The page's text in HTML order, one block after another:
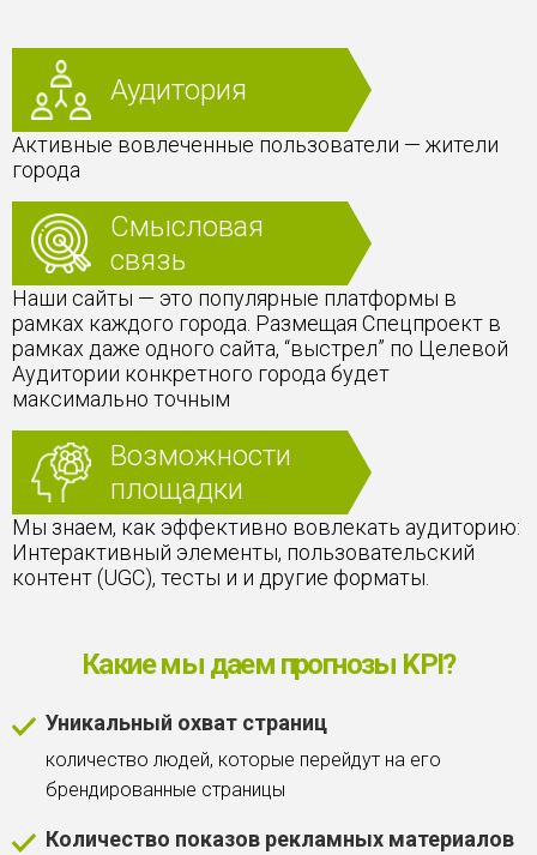
Аудитория
Активные вовлеченные пользователи — жители
города
Смысловая
связь
Наши сайты — это популярные платформы в
рамках каждого города. Размещая Спецпроект в
рамках даже одного сайта, “выстрел” по Целевой
Аудитории конкретного города будет
максимально точным
Возможности
площадки
Мы знаем, как эффективно вовлекать аудиторию:
Интерактивный элементы, пользовательский
контент (UGC), тесты и и другие форматы.
Какие мы даем прогнозы KPI?
Уникальный охват страниц
количество людей, которые перейдут на его
брендированные страницы
Количество показов рекламных материалов